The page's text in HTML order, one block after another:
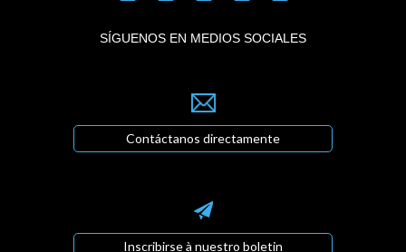
SÍGUENOS EN MEDIOS SOCIALES
Contáctanos directamente
Inscribirse à nuestro boletin